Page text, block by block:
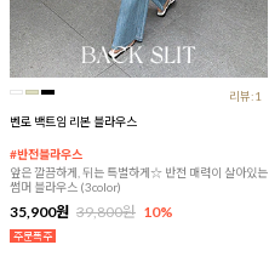
리뷰:1
벤로 백트임 리본 블라우스
#반전블라우스
앞은 깔끔하게, 뒤는 특별하게☆ 반전 매력이 살아있는
썸머 블라우스 (3color)
35,900원 39,800원 10%